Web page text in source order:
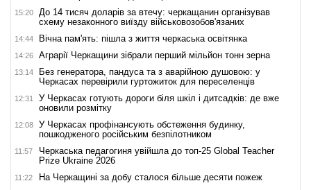
15:20
До 14 тисяч доларів за втечу: черкащанин організував
схему незаконного виїзду військовозобов'язаних
14:44 Вічна пам'ять: пішла з життя черкаська освітянка
14:26 Аграрії Черкащини зібрали перший мільйон тонн зерна
13:14
Без генератора, пандуса та з аварійною душовою: у
Черкасах перевірили гуртожиток для переселенців
12:31
У Черкасах готують дороги біля шкіл і дитсадків: де вже
оновили розмітку
12:08
У Черкасах профінансують обстеження будинку,
пошкодженого російським безпілотником
11:57
Черкаська педагогиня увійшла до топ-25 Global Teacher
Prize Ukraine 2026
11:22
На Черкащині за добу сталося більше десяти пожеж